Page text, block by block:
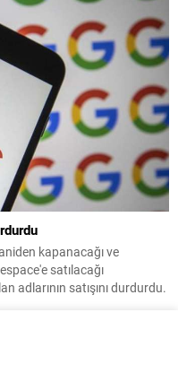
kapanacağı ve
satılacağı
adlarının satışını durdurdu.